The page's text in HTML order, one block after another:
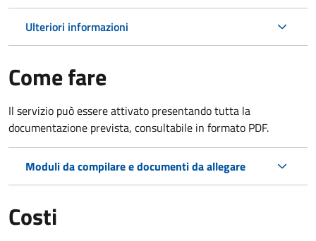
Ulteriori informazioni
Come fare
Il servizio può essere attivato presentando tutta la
documentazione prevista, consultabile in formato PDF.
Moduli da compilare e documenti da allegare
Costi